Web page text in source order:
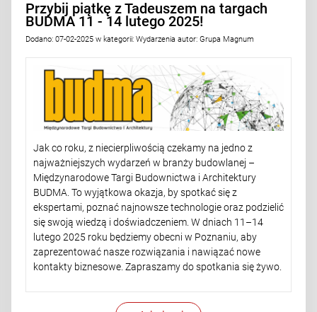
Przybij piątkę z Tadeuszem na targach
BUDMA 11 - 14 lutego 2025!
Dodano: 07-02-2025 w kategorii: Wydarzenia autor: Grupa Magnum
Jak co roku, z niecierpliwością czekamy na jedno z
najważniejszych wydarzeń w branży budowlanej –
Międzynarodowe Targi Budownictwa i Architektury
BUDMA. To wyjątkowa okazja, by spotkać się z
ekspertami, poznać najnowsze technologie oraz podzielić
się swoją wiedzą i doświadczeniem. W dniach 11–14
lutego 2025 roku będziemy obecni w Poznaniu, aby
zaprezentować nasze rozwiązania i nawiązać nowe
kontakty biznesowe. Zapraszamy do spotkania się żywo.